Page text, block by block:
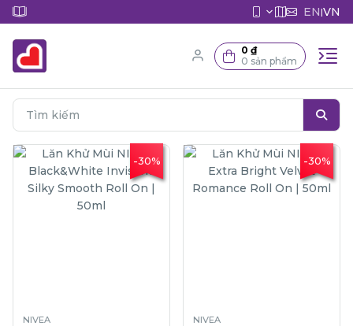
EN|VN
0 ₫
0 sản phẩm
-30%
NIVEA
-30%
NIVEA